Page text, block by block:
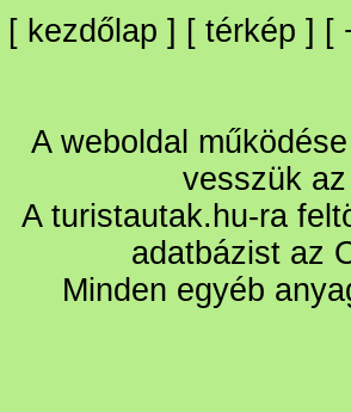
[ kezdőlap ] [ térkép ] [
A weboldal
vesszük
A turistautak.hu-ra
adatbázist az
Minden egyéb